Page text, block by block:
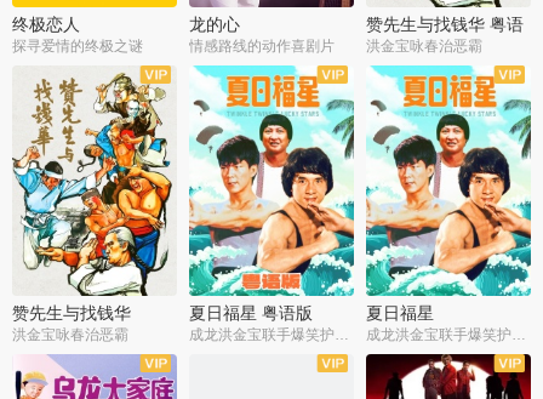
终极恋人
探寻爱情的终极之谜
龙的心
情感路线的动作喜剧片
赞先生与找钱华 粤语
版
洪金宝咏春治恶霸
赞先生与找钱华
洪金宝咏春治恶霸
夏日福星 粤语版
成龙洪金宝联手爆笑护美女
夏日福星
成龙洪金宝联手爆笑护美女